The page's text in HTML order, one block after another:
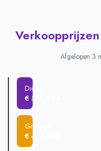
Afgelopen 3
Didam
€ 548.694
Groessen
€ 491.560